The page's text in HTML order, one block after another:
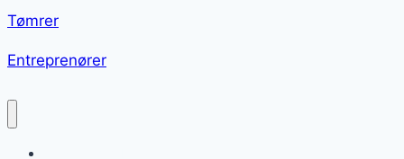
Tømrer
Entreprenører